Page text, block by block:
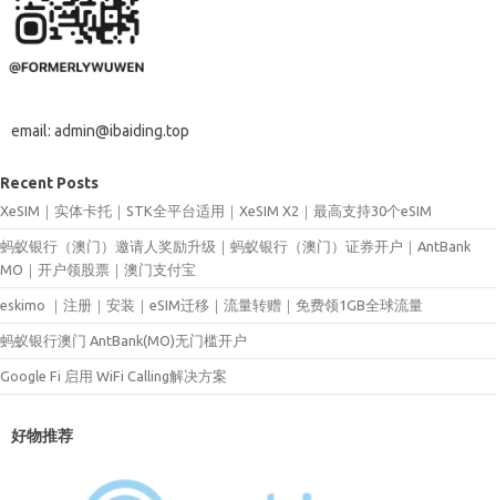
email: admin@ibaiding.top
Recent Posts
XeSIM｜实体卡托｜STK全平台适用｜XeSIM X2｜最高支持30个eSIM
蚂蚁银行（澳门）邀请人奖励升级｜蚂蚁银行（澳门）证券开户｜AntBank
MO｜开户领股票｜澳门支付宝
eskimo ｜注册｜安装｜eSIM迁移｜流量转赠｜免费领1GB全球流量
蚂蚁银行澳门 AntBank(MO)无门槛开户
Google Fi 启用 WiFi Calling解决方案
好物推荐